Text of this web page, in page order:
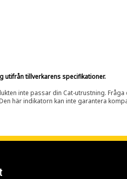
utifrån tillverkarens specifikationer.
inte passar din Cat-utrustning.
här indikatorn kan inte garantera